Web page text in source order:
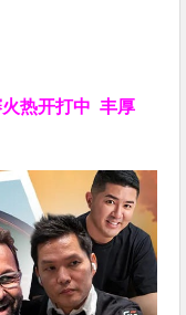
热开打中 丰厚